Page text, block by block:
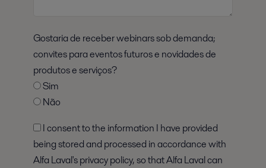
Gostaria de receber webinars sob demanda;
convites para eventos futuros e novidades de
produtos e serviços?
Sim
Não
being stored and processed in accordance with
Alfa Laval's privacy policy, so that Alfa Laval can